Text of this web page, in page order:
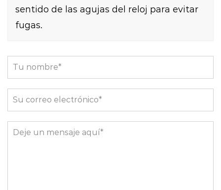
sentido de las agujas del reloj para evitar
fugas.